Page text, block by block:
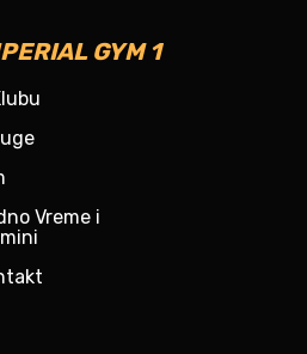
GYM 1
Vreme i